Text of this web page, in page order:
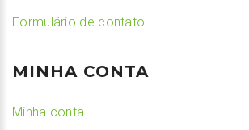
Formulário de contato
MINHA CONTA
Minha conta